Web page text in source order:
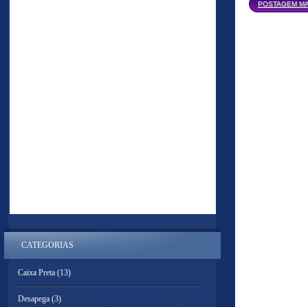
POSTAGEM
CATEGORIAS
Caixa Preta (13)
Desapega (3)